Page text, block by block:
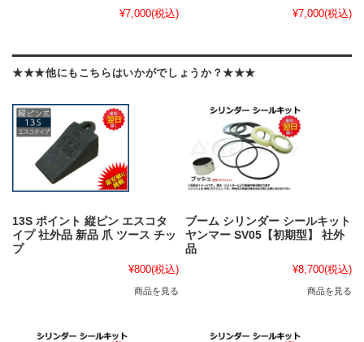
¥7,000(税込)
¥7,000(税込)
★★★他にもこちらはいかがでしょうか？★★★
13S ポイント 縦ピン エスコタ
イプ 社外品 新品 爪 ツース チッ
プ
¥800(税込)
商品を見る
ブーム シリンダー シールキット
ヤンマー SV05【初期型】 社外
品
¥8,700(税込)
商品を見る